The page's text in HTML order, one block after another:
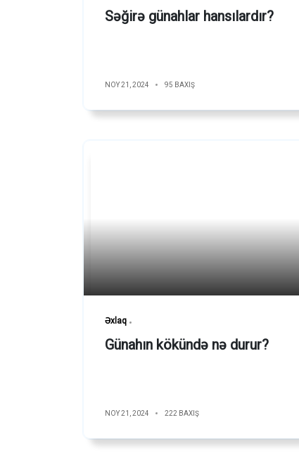
Səğirə günahlar hansılardır?
NOY 21, 2024 95 BAXIŞ
Əxlaq
Günahın kökündə nə durur?
NOY 21, 2024 222 BAXIŞ